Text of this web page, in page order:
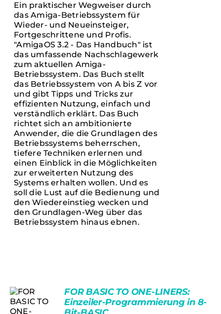
MEHRERE
VARIANTEN
AUF.
DIE
OPTIONEN
KÖNNEN
AUF
DER
PRODUKTSEITE
GEWÄHLT
WERDEN
Ein praktischer Wegweiser durch
das Amiga-Betriebssystem für
Wieder- und Neueinsteiger,
Fortgeschrittene und Profis.
"AmigaOS 3.2 - Das Handbuch" ist
das umfassende Nachschlagewerk
zum aktuellen Amiga-
Betriebssystem. Das Buch stellt
das Betriebssystem von A bis Z vor
und gibt Tipps und Tricks zur
effizienten Nutzung, einfach und
verständlich erklärt. Das Buch
richtet sich an ambitionierte
Anwender, die die Grundlagen des
Betriebssystems beherrschen,
tiefere Techniken erlernen und
einen Einblick in die Möglichkeiten
zur erweiterten Nutzung des
Systems erhalten wollen. Und es
soll die Lust auf die Bedienung und
den Wiedereinstieg wecken und
den Grundlagen-Weg über das
Betriebssystem hinaus ebnen.
FOR BASIC TO ONE-LINERS:
Einzeiler-Programmierung in 8-